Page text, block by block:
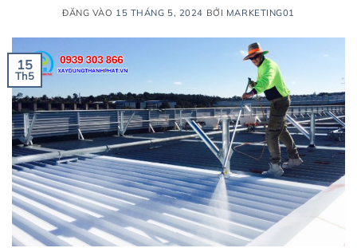
ĐĂNG VÀO 15 THÁNG 5, 2024 BỞI MARKETING01
15
Th5